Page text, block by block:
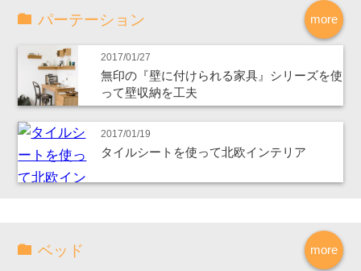
more
パーテーション
2017/01/27
無印の『壁に付けられる家具』シリーズを使
って壁収納を工夫
2017/01/19
タイルシートを使って北欧インテリア
more
ベッド